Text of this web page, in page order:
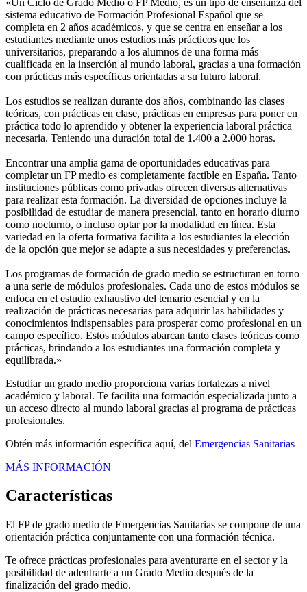
sistema educativo de Formación Profesional Español que se
completa en 2 años académicos, y que se centra en enseñar a los
estudiantes mediante unos estudios más prácticos que los
universitarios, preparando a los alumnos de una forma más
cualificada en la inserción al mundo laboral, gracias a una formación
con prácticas más específicas orientadas a su futuro laboral.
Los estudios se realizan durante dos años, combinando las clases
teóricas, con prácticas en clase, prácticas en empresas para poner en
práctica todo lo aprendido y obtener la experiencia laboral práctica
necesaria. Teniendo una duración total de 1.400 a 2.000 horas.
Encontrar una amplia gama de oportunidades educativas para
completar un FP medio es completamente factible en España. Tanto
instituciones públicas como privadas ofrecen diversas alternativas
para realizar esta formación. La diversidad de opciones incluye la
posibilidad de estudiar de manera presencial, tanto en horario diurno
como nocturno, o incluso optar por la modalidad en línea. Esta
variedad en la oferta formativa facilita a los estudiantes la elección
de la opción que mejor se adapte a sus necesidades y preferencias.
Los programas de formación de grado medio se estructuran en torno
a una serie de módulos profesionales. Cada uno de estos módulos se
enfoca en el estudio exhaustivo del temario esencial y en la
realización de prácticas necesarias para adquirir las habilidades y
conocimientos indispensables para prosperar como profesional en un
campo específico. Estos módulos abarcan tanto clases teóricas como
prácticas, brindando a los estudiantes una formación completa y
equilibrada.»
Estudiar un grado medio proporciona varias fortalezas a nivel
académico y laboral. Te facilita una formación especializada junto a
un acceso directo al mundo laboral gracias al programa de prácticas
profesionales.
Obtén más información específica aquí, del Emergencias Sanitarias
MÁS INFORMACIÓN
Características
El FP de grado medio de Emergencias Sanitarias se compone de una
orientación práctica conjuntamente con una formación técnica.
Te ofrece prácticas profesionales para aventurarte en el sector y la
posibilidad de adentrarte a un Grado Medio después de la
finalización del grado medio.